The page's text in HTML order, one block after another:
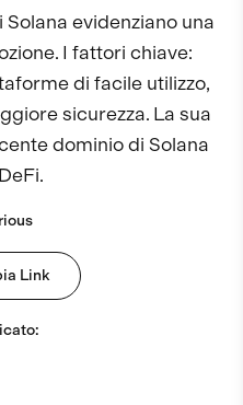
evidenziano una
I fattori chiave:
di facile utilizzo,
sicurezza. La sua
dominio di Solana
Link
: